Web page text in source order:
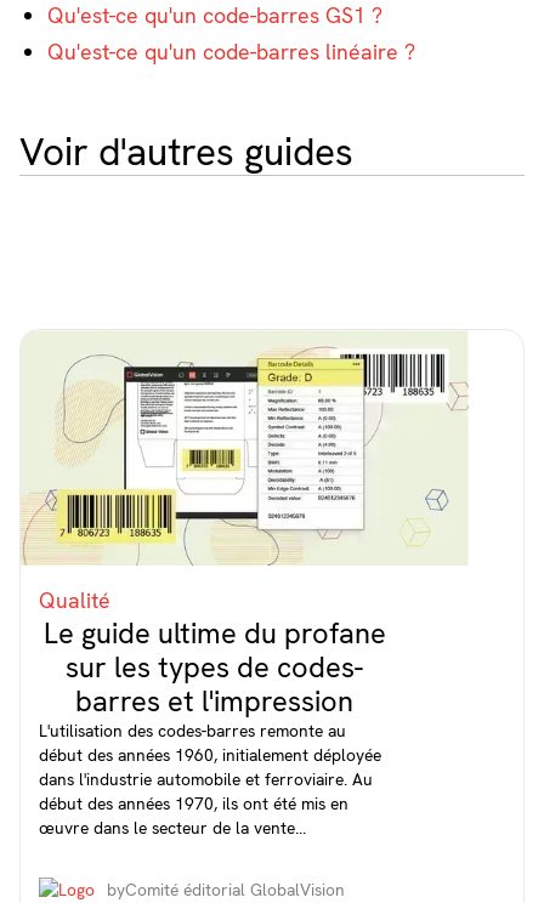
Qu'est-ce qu'un code-barres GS1 ?
Qu'est-ce qu'un code-barres linéaire ?
Voir d'autres guides
Qualité
Le guide ultime du profane
sur les types de codes-
barres et l'impression
L'utilisation des codes-barres remonte au
début des années 1960, initialement déployée
dans l'industrie automobile et ferroviaire. Au
début des années 1970, ils ont été mis en
œuvre dans le secteur de la vente...
byComité éditorial GlobalVision